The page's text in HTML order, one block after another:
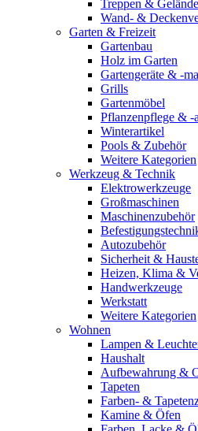
Treppen &
Wand- &
Garten & Freizeit
Gartenbau
Holz im Garten
Gartengeräte & -
Grills
Gartenmöbel
Pflanzenpflege & -
Winterartikel
Pools & Zubehör
Weitere Kategorien
Werkzeug & Technik
Elektrowerkzeuge
Großmaschinen
Maschinenzubehör
Autozubehör
Sicherheit &
Heizen, Klima &
Handwerkzeuge
Werkstatt
Weitere Kategorien
Wohnen
Lampen &
Haushalt
Aufbewahrung &
Tapeten
Farben- &
Kamine & Öfen